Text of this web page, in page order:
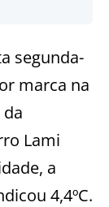
segunda-
marca na
Lami
a
4,4ºC.